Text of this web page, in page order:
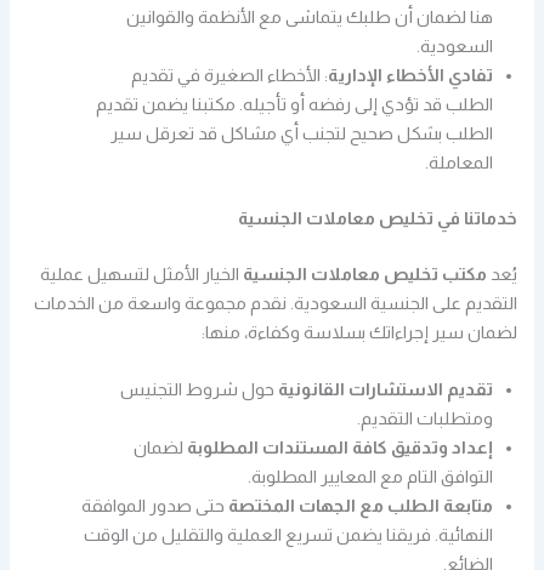
هنا لضمان أن طلبك يتماشى مع الأنظمة والقوانين
السعودية.
تفادي الأخطاء الإدارية: الأخطاء الصغيرة في تقديم
الطلب قد تؤدي إلى رفضه أو تأجيله. مكتبنا يضمن تقديم
الطلب بشكل صحيح لتجنب أي مشاكل قد تعرقل سير
المعاملة.
خدماتنا في تخليص معاملات الجنسية
يُعد مكتب تخليص معاملات الجنسية الخيار الأمثل لتسهيل عملية
التقديم على الجنسية السعودية. نقدم مجموعة واسعة من الخدمات
لضمان سير إجراءاتك بسلاسة وكفاءة، منها:
تقديم الاستشارات القانونية حول شروط التجنيس
ومتطلبات التقديم.
إعداد وتدقيق كافة المستندات المطلوبة لضمان
التوافق التام مع المعايير المطلوبة.
متابعة الطلب مع الجهات المختصة حتى صدور الموافقة
النهائية. فريقنا يضمن تسريع العملية والتقليل من الوقت
الضائع.